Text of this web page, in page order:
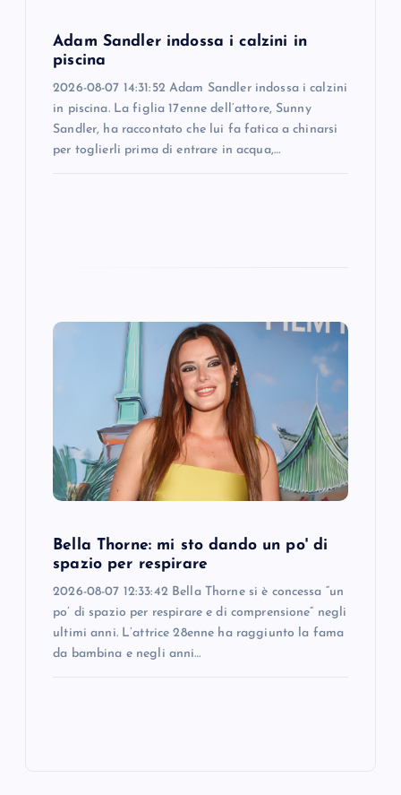
Adam Sandler indossa i calzini in
piscina
2026-08-07 14:31:52 Adam Sandler indossa i calzini
in piscina. La figlia 17enne dell’attore, Sunny
Sandler, ha raccontato che lui fa fatica a chinarsi
per toglierli prima di entrare in acqua,…
Bella Thorne: mi sto dando un po' di
spazio per respirare
2026-08-07 12:33:42 Bella Thorne si è concessa “un
po’ di spazio per respirare e di comprensione” negli
ultimi anni. L’attrice 28enne ha raggiunto la fama
da bambina e negli anni…